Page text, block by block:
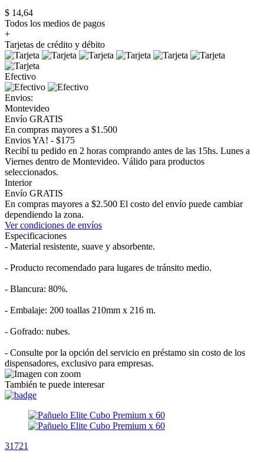
$ 14,64
Todos los medios de pagos
+
Tarjetas de crédito y débito
Efectivo
Envios:
Montevideo
Envío GRATIS
En compras mayores a $1.500
Envios YA! - $175
Recibí tu pedido en 2 horas comprando antes de las 15hs. Lunes a
Viernes dentro de Montevideo. Válido para productos
seleccionados.
Interior
Envío GRATIS
En compras mayores a $2.500 El costo del envío puede cambiar
dependiendo la zona.
Ver condiciones de envíos
Especificaciones
- Material resistente, suave y absorbente.
- Producto recomendado para lugares de tránsito medio.
- Blancura: 80%.
- Embalaje: 200 toallas 210mm x 216 m.
- Gofrado: nubes.
- Consulte por la opción del servicio en préstamo sin costo de los
dispensadores, exclusivo para empresas.
También te puede interesar
31721